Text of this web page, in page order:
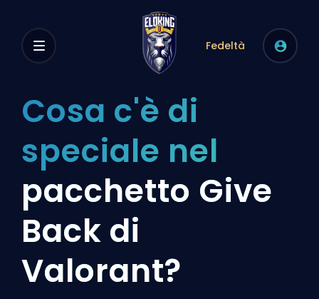
Fedeltà
Cosa c'è di
speciale nel
pacchetto Give
Back di
Valorant?